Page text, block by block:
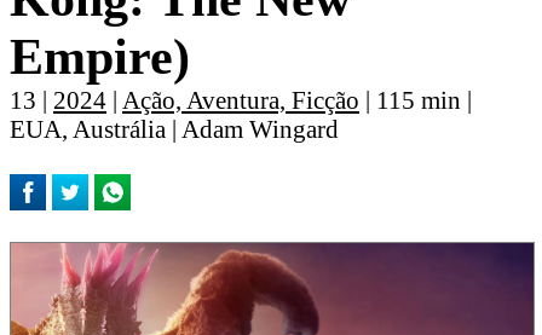
Empire)
13 | 2024 | Ação, Aventura, Ficção | 115 min |
EUA, Austrália | Adam Wingard